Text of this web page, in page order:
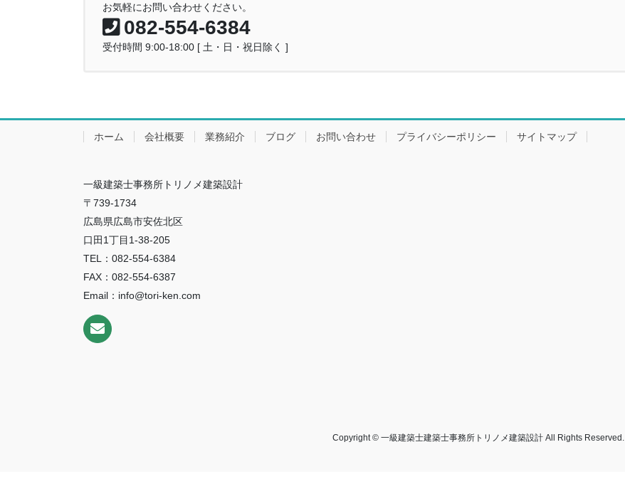
お気軽にお問い合わせください。
082-554-6384
受付時間 9:00-18:00 [ 土・日・祝日除く ]
ホーム 会社概要 業務紹介 ブログ お問い合わせ プライバシーポリシー サイトマップ
一級建築士事務所トリノメ建築設計
〒739-1734
広島県広島市安佐北区
口田1丁目1-38-205
TEL：082-554-6384
FAX：082-554-6387
Email：info@tori-ken.com
Copyright © 一級建築士建築士事務所トリノメ建築設計 All Rights Reserved.